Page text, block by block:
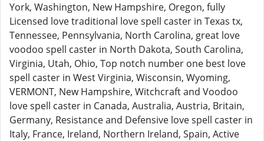
York, Washington, New Hampshire, Oregon, fully
Licensed love traditional love spell caster in Texas tx,
Tennessee, Pennsylvania, North Carolina, great love
voodoo spell caster in North Dakota, South Carolina,
Virginia, Utah, Ohio, Top notch number one best love
spell caster in West Virginia, Wisconsin, Wyoming,
VERMONT, New Hampshire, Witchcraft and Voodoo
love spell caster in Canada, Australia, Austria, Britain,
Germany, Resistance and Defensive love spell caster in
Italy, France, Ireland, Northern Ireland, Spain, Active